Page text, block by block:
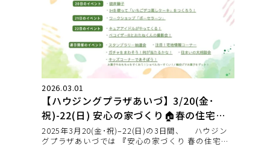
2026.03.01
【ハウジングプラザあいづ】3/20(金･
祝)-22(日) 安心の家づくり🏠春の住宅祭
開催🌸
2025年3月20(金･祝)–22(日)の3日間、 ハウジン
グプラザあいづでは 『安心の家づくり 春の住宅